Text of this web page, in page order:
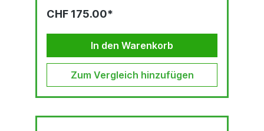
CHF 175.00*
In den Warenkorb
Zum Vergleich hinzufügen